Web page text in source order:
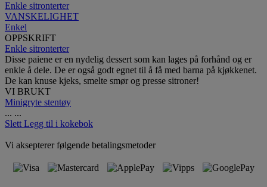
Enkle sitronterter
VANSKELIGHET
Enkel
OPPSKRIFT
Enkle sitronterter
Disse paiene er en nydelig dessert som kan lages på forhånd og er
enkle å dele. De er også godt egnet til å få med barna på kjøkkenet.
De kan knuse kjeks, smelte smør og presse sitroner!
VI BRUKT
Minigryte stentøy
... ...
Slett Legg til i kokebok
Vi aksepterer følgende betalingsmetoder